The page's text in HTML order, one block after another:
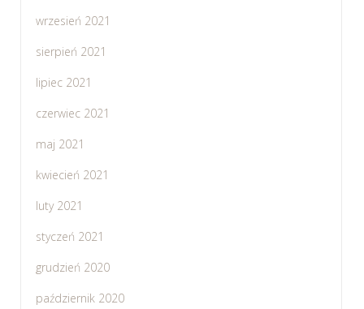
wrzesień 2021
sierpień 2021
lipiec 2021
czerwiec 2021
maj 2021
kwiecień 2021
luty 2021
styczeń 2021
grudzień 2020
październik 2020